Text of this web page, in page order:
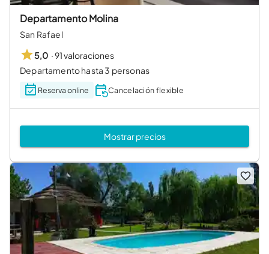
Departamento Molina
San Rafael
5,0 ·91 valoraciones
Departamento hasta 3 personas
Reserva online Cancelación flexible
Mostrar precios